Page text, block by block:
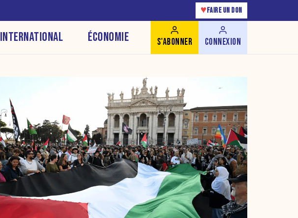
♥ FAIRE UN DON
INTERNATIONAL ÉCONOMIE S'ABONNER CONNEXION